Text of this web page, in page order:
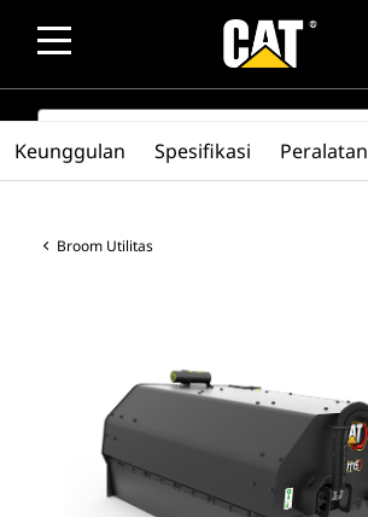
SEARCH
Broom Utilitas
Keunggulan Spesifikasi Peralatan